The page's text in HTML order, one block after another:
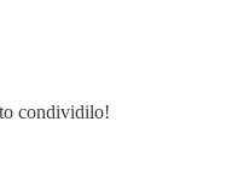
condividilo!